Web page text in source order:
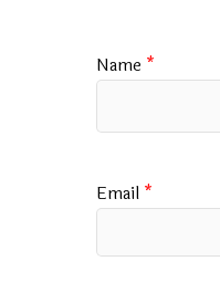
Name *
Email *